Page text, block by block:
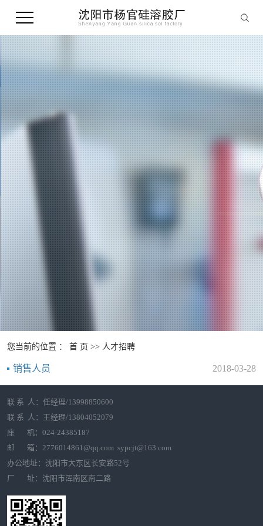
您当前的位置 ： 首 页 >> 人才招聘
销售人员 2018-03-28
联 系 人：任经理/13998850600
联 系 人：王经理/13804052079
座 机：024-24385187
邮 箱：2776014861@qq.com sypcjt@163.com
办公地址：沈阳市大东区长安路52号
厂 址：沈阳市浑南区南二路